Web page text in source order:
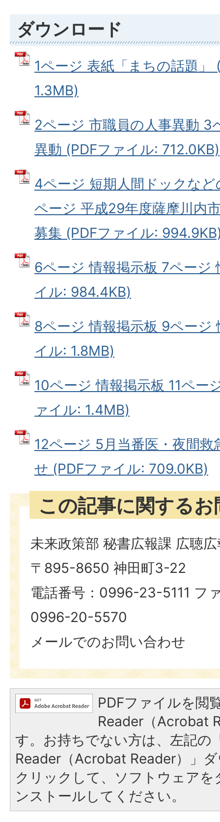
ダウンロード
1ページ 表紙「まちの話題」
1.3MB)
2ページ 市職員の人事異動 3
異動 (PDFファイル: 712.0KB)
4ページ 短期人間ドックな
ページ 平成29年度薩摩川内
募集 (PDFファイル:
6ページ 情報掲示板 7ページ
イル: 984.4KB)
8ページ 情報掲示板 9ページ
イル: 1.8MB)
10ページ 情報掲示板 11ペー
ァイル: 1.4MB)
12ページ 5月当番医・夜間
せ (PDFファイル: 709.0KB)
この記事に関する
未来政策部 秘書広報課 広聴
〒895-8650 神田町3-22
電話番号：0996-23-5111 フ
0996-20-5570
メールでのお問い合わせ
PDFファイルを閲
Reader（Acrobat
す。お持ちでない方は、左記の
Reader（Acrobat Reader）」
クリックして、ソフトウェア
ンストールしてください。